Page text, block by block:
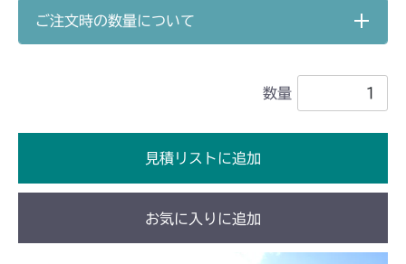
本体 FIG14 動力伝達(刈刃)
本体 FIG15 動力伝達(刈刃)
CMX1402RC
本体 FIG13 動力伝達(刈刃)
CMX1402HC
ご注文時の数量について
数量
見積リストに追加
お気に入りに追加